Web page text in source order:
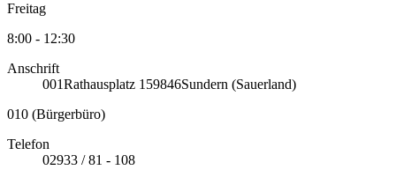
Freitag
8:00 - 12:30
Anschrift
001Rathausplatz 1 59846Sundern (Sauerland)
010 (Bürgerbüro)
Telefon
02933 / 81 - 108